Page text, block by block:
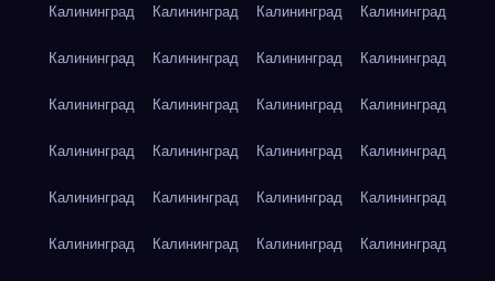
Калининград Калининград Калининград Калининград
Калининград Калининград Калининград Калининград
Калининград Калининград Калининград Калининград
Калининград Калининград Калининград Калининград
Калининград Калининград Калининград Калининград
Калининград Калининград Калининград Калининград